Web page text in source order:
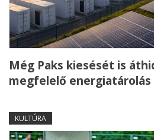
Még Paks kiesését is
megfelelő energiatárolás
KULTÚRA